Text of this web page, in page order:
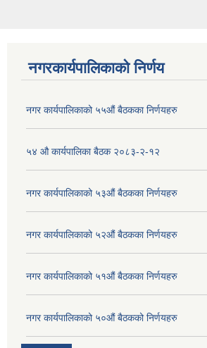
नगरकार्यपालिकाको निर्णय
नगर कार्यपालिकाको ५५औं बैठकका निर्णयहरु
५४ औ कार्यपालिका बैठक २०८३-२-१२
नगर कार्यपालिकाको ५३औं बैठकका निर्णयहरु
नगर कार्यपालिकाको ५२औं बैठकका निर्णयहरु
नगर कार्यपालिकाको ५१औं बैठकका निर्णयहरु
नगर कार्यपालिकाको ५०औं बैठकको निर्णयहरु